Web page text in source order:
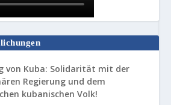
von Kuba: Solidarität mit der
Regierung und dem
kubanischen Volk!